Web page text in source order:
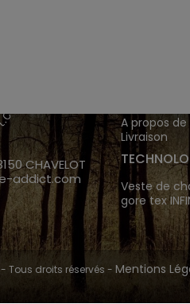
CHAVELOT
addict.com
A propos
Livraison
Veste de
gore tex
Tous droits réservés - Mentions